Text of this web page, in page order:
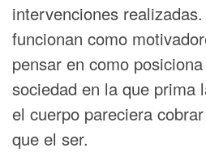
intervenciones
funcionan como
pensar en como
sociedad en la que prima
el cuerpo pareciera
que el ser.